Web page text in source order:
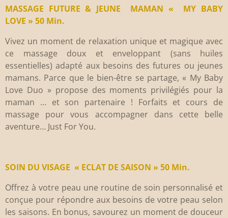
MASSAGE FUTURE & JEUNE MAMAN « MY BABY
LOVE » 50 Min.
Vivez un moment de relaxation unique et magique avec
ce massage doux et enveloppant (sans huiles
essentielles) adapté aux besoins des futures ou jeunes
mamans. Parce que le bien-être se partage, « My Baby
Love Duo » propose des moments privilégiés pour la
maman … et son partenaire ! Forfaits et cours de
massage pour vous accompagner dans cette belle
aventure… Just For You.
SOIN DU VISAGE « ECLAT DE SAISON » 50 Min.
Offrez à votre peau une routine de soin personnalisé et
conçue pour répondre aux besoins de votre peau selon
les saisons. En bonus, savourez un moment de douceur